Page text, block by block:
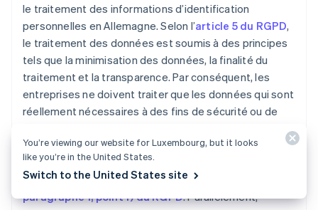
le traitement des informations d’identification
personnelles en Allemagne. Selon l’article 5 du RGPD,
le traitement des données est soumis à des principes
tels que la minimisation des données, la finalité du
traitement et la transparence. Par conséquent, les
entreprises ne doivent traiter que les données qui sont
réellement nécessaires à des fins de sécurité ou de
Ce traitement est souvent effectué sur la base d’un
« intérêt légitime », en vertu de l’article 6,
paragraphe 1, point f) du RGPD. Parallèlement,
You’re viewing our website for Luxembourg, but it looks
like you’re in the United States.
Switch to the United States site